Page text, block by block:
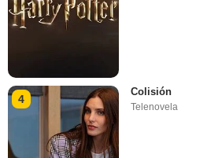
4
Colisión
Telenovela